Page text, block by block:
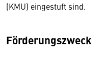
(KMU) eingestuft sind.
Förderungszweck